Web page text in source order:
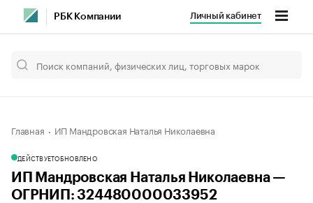
РБК Компании Личный кабинет
Главная ИП Мандровская Наталья Николаевна
ДЕЙСТВУЕТОБНОВЛЕНО
ИП Мандровская Наталья Николаевна —
ОГРНИП: 324480000033952